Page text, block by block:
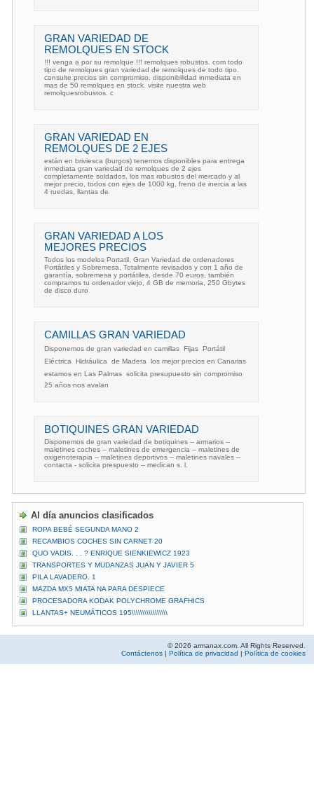
GRAN VARIEDAD DE
REMOLQUES EN STOCK
!!! venga a por su remolque !!! remolques robustos. com todo
tipo de remolques gran variedad de remolques de todo tipo.
consulte precios sin compromiso. disponibilidad inmediata en
mas de 50 remolques en stock. visite nuestra web
remolquesrobustos. c
GRAN VARIEDAD EN
REMOLQUES DE 2 EJES
están en briviesca (burgos) tenemos disponibles para entrega
inmediata gran variedad de remolques de 2 ejes
completamente soldados, los mas robustos del mercado y al
mejor precio, todos con ejes de 1000 kg, freno de inercia a las
4 ruedas, llantas de
GRAN VARIEDAD A LOS
MEJORES PRECIOS
Todos los modelos Portatil. Gran Variedad de ordenadores
Portátiles y Sobremesa, Totalmente revisados y con 1 año de
garantía, sobremesa y portátiles, desde 70 euros, también
compramos tu ordenador viejo, 4 GB de memoria, 250 Gbytes
de disco duro
CAMILLAS GRAN VARIEDAD
Disponemos de gran variedad en camillas  Fijas  Portátil 
Eléctrica  Hidráulica  de Madera  los mejor precios en Canarias 
estamos en Las Palmas  solicita presupuesto sin compromiso 
25 años nos avalan
BOTIQUINES GRAN VARIEDAD
Disponemos de gran variedad de botiquines -- armarios --
maletines coches -- maletines de emergencia -- maletines de
oxigenoterapia -- maletines deportivos -- maletines navales --
contacta - solicita prespuesto -- medican s. l.
Al día anuncios clasificados
ROPA BEBÉ SEGUNDA MANO 2
RECAMBIOS COCHES SIN CARNET 20
QUO VADIS. . . ? ENRIQUE SIENKIEWICZ 1923
TRANSPORTES Y MUDANZAS JUAN Y JAVIER 5
PILA LAVADERO. 1
MAZDA MX5 MIATA NA PARA DESPIECE
PROCESADORA KODAK POLYCHROME GRAFHICS
LLANTAS+ NEUMÁTICOS 195\\\\\\\\\\\\\\\\\
© 2026 armanax.com. All Rights Reserved.
Contáctenos | Política de privacidad | Política de cookies